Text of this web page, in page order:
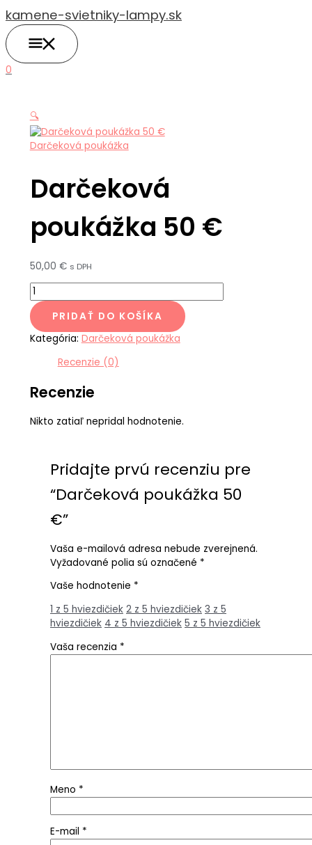
na
obsah
kamene-svietniky-lampy.sk
0
🔍
Darčeková poukážka
Darčeková
poukážka 50 €
50,00 € s DPH
Darčeková
poukážka
50
€
PRIDAŤ DO KOŠÍKA
Kategória: Darčeková poukážka
Recenzie (0)
Recenzie
Nikto zatiaľ nepridal hodnotenie.
Pridajte prvú recenziu pre
“Darčeková poukážka 50
€”
Vaša e-mailová adresa nebude zverejnená.
Vyžadované polia sú označené *
Vaše hodnotenie *
1 z 5 hviezdičiek 2 z 5 hviezdičiek 3 z 5
hviezdičiek 4 z 5 hviezdičiek 5 z 5 hviezdičiek
Vaša recenzia *
Meno *
E-mail *